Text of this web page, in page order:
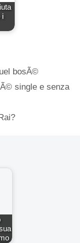
i
bosÃ©
single e senza